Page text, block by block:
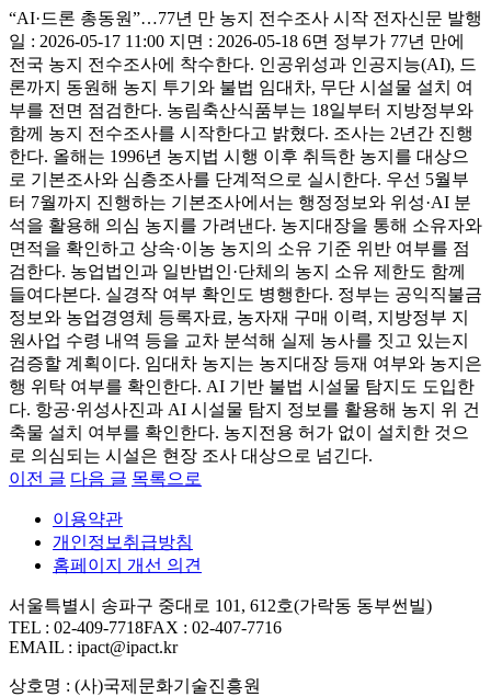
“AI·드론 총동원”…77년 만 농지 전수조사 시작 전자신문 발행
일 : 2026-05-17 11:00 지면 : 2026-05-18 6면 정부가 77년 만에
전국 농지 전수조사에 착수한다. 인공위성과 인공지능(AI), 드
론까지 동원해 농지 투기와 불법 임대차, 무단 시설물 설치 여
부를 전면 점검한다. 농림축산식품부는 18일부터 지방정부와
함께 농지 전수조사를 시작한다고 밝혔다. 조사는 2년간 진행
한다. 올해는 1996년 농지법 시행 이후 취득한 농지를 대상으
로 기본조사와 심층조사를 단계적으로 실시한다. 우선 5월부
터 7월까지 진행하는 기본조사에서는 행정정보와 위성·AI 분
석을 활용해 의심 농지를 가려낸다. 농지대장을 통해 소유자와
면적을 확인하고 상속·이농 농지의 소유 기준 위반 여부를 점
검한다. 농업법인과 일반법인·단체의 농지 소유 제한도 함께
들여다본다. 실경작 여부 확인도 병행한다. 정부는 공익직불금
정보와 농업경영체 등록자료, 농자재 구매 이력, 지방정부 지
원사업 수령 내역 등을 교차 분석해 실제 농사를 짓고 있는지
검증할 계획이다. 임대차 농지는 농지대장 등재 여부와 농지은
행 위탁 여부를 확인한다. AI 기반 불법 시설물 탐지도 도입한
다. 항공·위성사진과 AI 시설물 탐지 정보를 활용해 농지 위 건
축물 설치 여부를 확인한다. 농지전용 허가 없이 설치한 것으
로 의심되는 시설은 현장 조사 대상으로 넘긴다.
이전 글 다음 글 목록으로
이용약관
개인정보취급방침
홈페이지 개선 의견
서울특별시 송파구 중대로 101, 612호(가락동 동부썬빌)
TEL : 02-409-7718FAX : 02-407-7716
EMAIL : ipact@ipact.kr
상호명 : (사)국제문화기술진흥원